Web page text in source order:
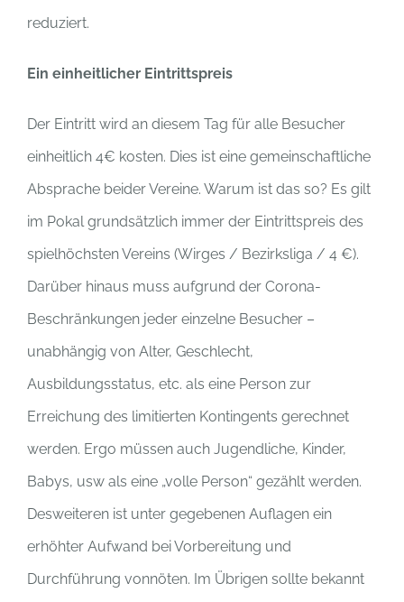
reduziert.
Ein einheitlicher Eintrittspreis
Der Eintritt wird an diesem Tag für alle Besucher
einheitlich 4€ kosten. Dies ist eine gemeinschaftliche
Absprache beider Vereine. Warum ist das so? Es gilt
im Pokal grundsätzlich immer der Eintrittspreis des
spielhöchsten Vereins (Wirges / Bezirksliga / 4 €).
Darüber hinaus muss aufgrund der Corona-
Beschränkungen jeder einzelne Besucher –
unabhängig von Alter, Geschlecht,
Ausbildungsstatus, etc. als eine Person zur
Erreichung des limitierten Kontingents gerechnet
werden. Ergo müssen auch Jugendliche, Kinder,
Babys, usw als eine „volle Person“ gezählt werden.
Desweiteren ist unter gegebenen Auflagen ein
erhöhter Aufwand bei Vorbereitung und
Durchführung vonnöten. Im Übrigen sollte bekannt